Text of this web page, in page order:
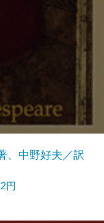
、中野好夫／訳
円